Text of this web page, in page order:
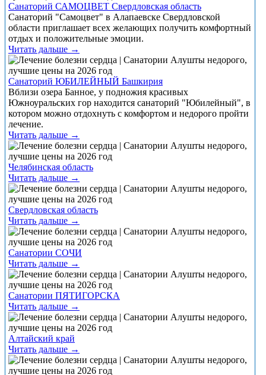
Санаторий САМОЦВЕТ Свердловская область
Санаторий "Самоцвет" в Алапаевске Свердловской
области приглашает всех желающих получить комфортный
отдых и положительные эмоции.
Читать дальше →
Санаторий ЮБИЛЕЙНЫЙ Башкирия
Вблизи озера Банное, у подножия красивых
Южноуральских гор находится санаторий "Юбилейный", в
котором можно отдохнуть с комфортом и недорого пройти
лечение.
Читать дальше →
Челябинская область
Читать дальше →
Свердловская область
Читать дальше →
Санатории СОЧИ
Читать дальше →
Санатории ПЯТИГОРСКА
Читать дальше →
Алтайский край
Читать дальше →